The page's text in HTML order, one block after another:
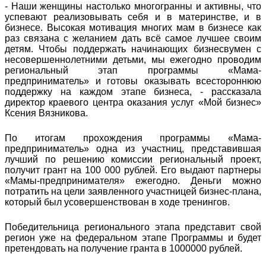
- Наши женщины настолько многогранны и активны, что
успевают реализовывать себя и в материнстве, и в
бизнесе. Высокая мотивация многих мам в бизнесе как
раз связана с желанием дать всё самое лучшее своим
детям. Чтобы поддержать начинающих бизнесвумен с
несовершеннолетними детьми, мы ежегодно проводим
региональный этап программы «Мама-
предприниматель» и готовы оказывать всестороннюю
поддержку на каждом этапе бизнеса, - рассказала
директор краевого центра оказания услуг «Мой бизнес»
Ксения Вязникова.
По итогам прохождения программы «Мама-
предприниматель» одна из участниц, представившая
лучший по решению комиссии региональный проект,
получит грант на 100 000 рублей. Его выдают партнеры
«Мамы-предпринимателя» ежегодно. Деньги можно
потратить на цели заявленного участницей бизнес-плана,
который был усовершенствован в ходе тренингов.
Победительница регионального этапа представит свой
регион уже на федеральном этапе Программы и будет
претендовать на получение гранта в 1000000 рублей.